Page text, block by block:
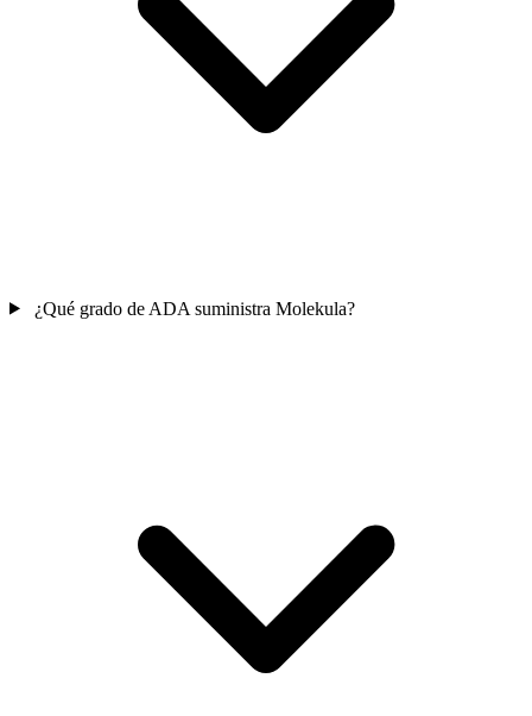
¿Qué grado de ADA suministra Molekula?